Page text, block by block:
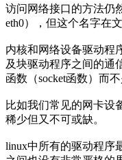
访问网络接口的方法仍
eth0），但这个名字在
内核和网络设备驱动程
及块驱动程序之间的通
函数（socket函数）而不
比如我们常见的网卡设
稀少但又不可或缺。
linux中所有的驱动程序